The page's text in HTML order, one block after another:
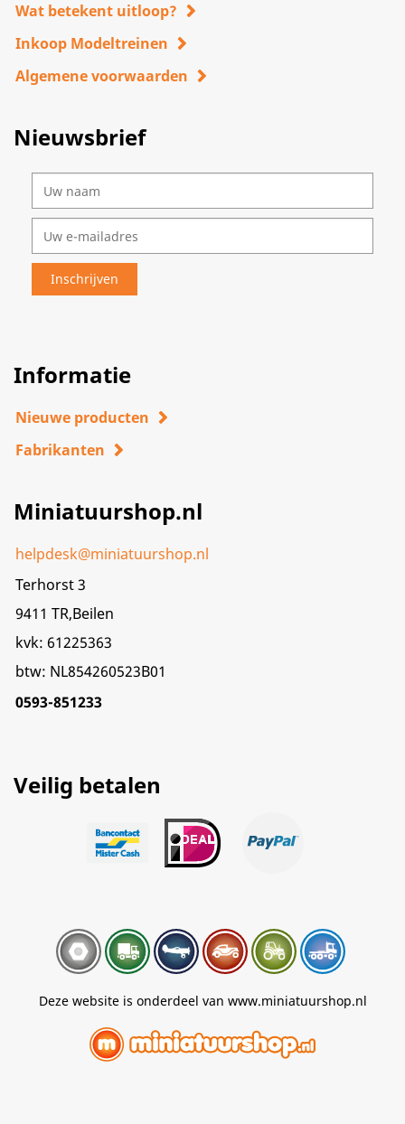
Wat betekent uitloop?
Inkoop Modeltreinen
Algemene voorwaarden
Nieuwsbrief
Informatie
Nieuwe producten
Fabrikanten
Miniatuurshop.nl
helpdesk@miniatuurshop.nl
Terhorst 3
9411 TR,Beilen
kvk: 61225363
btw: NL854260523B01
0593-851233
Veilig betalen
Deze website is onderdeel van www.miniatuurshop.nl